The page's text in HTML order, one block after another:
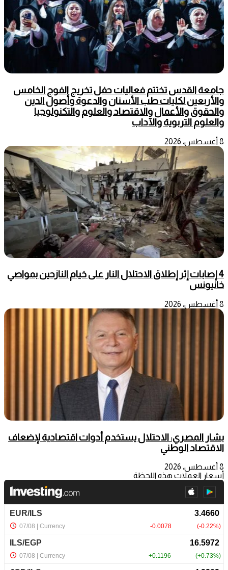
جامعة القدس تختتم فعاليات حفل تخريج الفوج الخامس
والأربعين لكليات طب الأسنان والدعوة وأصول الدين
والحقوق والأعمال والاقتصاد والعلوم والتكنولوجيا
والعلوم التربوية والآداب
8 أغسطس، 2026
4 إصابات إثر إطلاق الاحتلال النار على خيام النازحين بمواصي
خانيونس
8 أغسطس، 2026
بشار المصري: الاحتلال يستخدم أدوات اقتصادية لإضعاف
الاقتصاد الوطني
8 أغسطس، 2026
أسعار العملات هذه اللحظة